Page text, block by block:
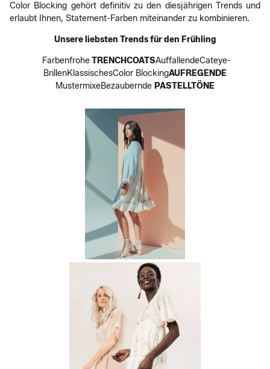
Color Blocking gehört definitiv zu den diesjährigen Trends und
erlaubt Ihnen, Statement-Farben miteinander zu kombinieren.
Unsere liebsten Trends für den Frühling
FarbenfroheTRENCHCOATSAuffallendeCateye-
BrillenKlassischesColor BlockingAUFREGENDE
MustermixeBezaubernde PASTELLTÖNE